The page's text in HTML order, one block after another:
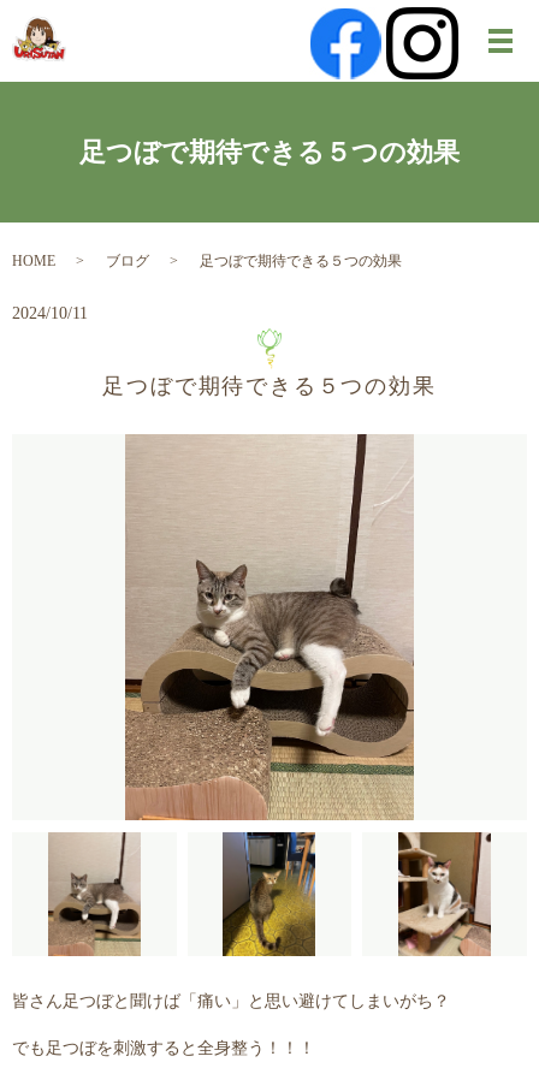
メ
足つぼで期待できる５つの効果
HOME ブログ 足つぼで期待できる５つの効果
2024/10/11
足つぼで期待できる５つの効果
皆さん足つぼと聞けば「痛い」と思い避けてしまいがち？
でも足つぼを刺激すると全身整う！！！